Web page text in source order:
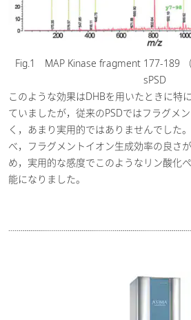
Fig.1 MAP Kinase fragment 177-189
sPSD
このような効果はDHBを用いたときに特
ていましたが，従来のPSDではフラグメ
く，あまり実用的ではありませんでした
べ，フラグメントイオン生成効率の良さ
め，実用的な感度でこのようなリン酸化
能になりました。